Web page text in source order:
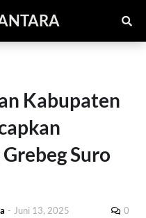
Kabupaten
Suro
- Juni 13, 2025 0